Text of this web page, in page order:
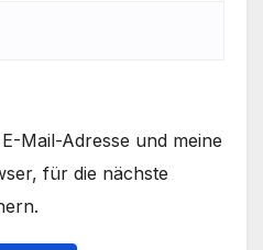
Mail-Adresse und meine
für die nächste